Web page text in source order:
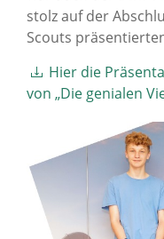
stolz auf der
Scouts
Hier die
von „Die genialen